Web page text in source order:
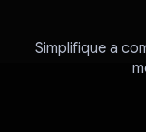
Simplifique a